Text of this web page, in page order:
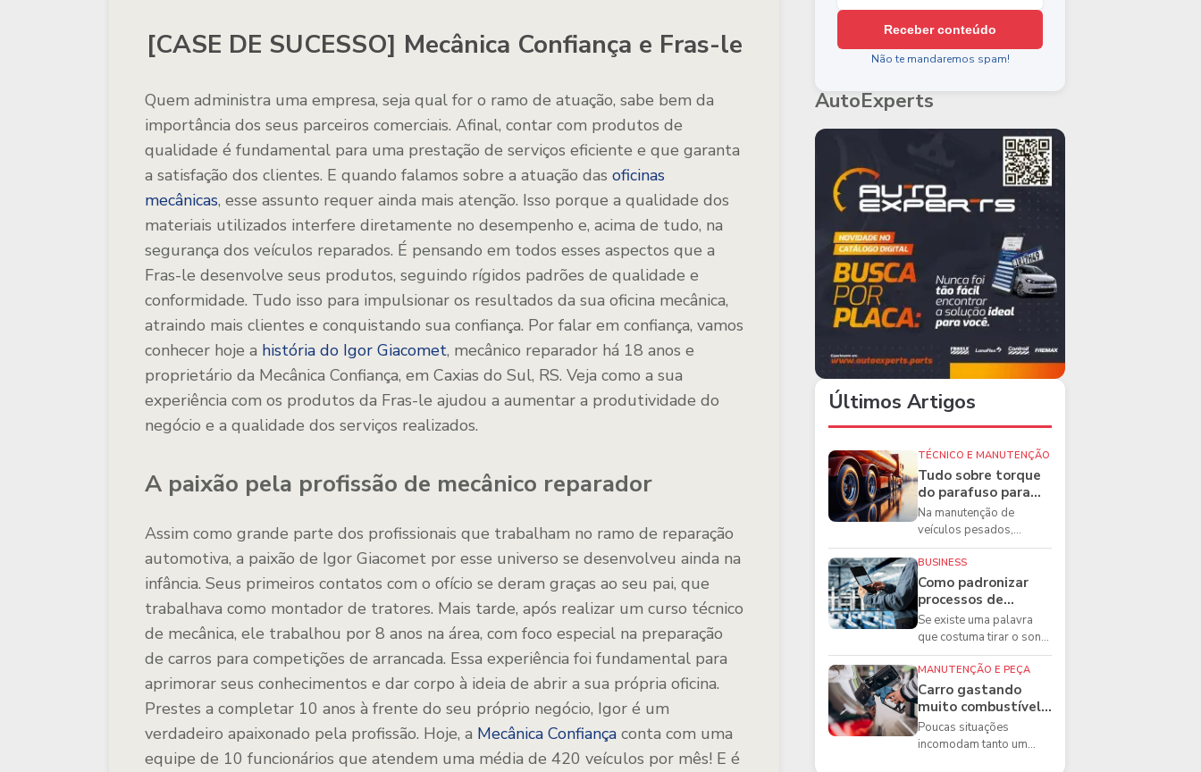
[CASE DE SUCESSO] Mecânica Confiança e Fras-le
Quem administra uma empresa, seja qual for o ramo de atuação, sabe bem da
importância dos seus parceiros comerciais. Afinal, contar com produtos de
qualidade é fundamental para uma prestação de serviços eficiente e que garanta
a satisfação dos clientes. E quando falamos sobre a atuação das oficinas
mecânicas, esse assunto requer ainda mais atenção. Isso porque a qualidade dos
materiais utilizados interfere diretamente no desempenho e, acima de tudo, na
segurança dos veículos reparados. É pensando em todos esses aspectos que a
Fras-le desenvolve seus produtos, seguindo rígidos padrões de qualidade e
conformidade. Tudo isso para impulsionar os resultados da sua oficina mecânica,
atraindo mais clientes e conquistando sua confiança. Por falar em confiança, vamos
conhecer hoje a história do Igor Giacomet, mecânico reparador há 18 anos e
proprietário da Mecânica Confiança, em Caxias do Sul, RS. Veja como a sua
experiência com os produtos da Fras-le ajudou a aumentar a produtividade do
negócio e a qualidade dos serviços realizados.
A paixão pela profissão de mecânico reparador
Assim como grande parte dos profissionais que trabalham no ramo de reparação
automotiva, a paixão de Igor Giacomet por esse universo se desenvolveu ainda na
infância. Seus primeiros contatos com o ofício se deram graças ao seu pai, que
trabalhava como montador de tratores. Mais tarde, após realizar um curso técnico
de mecânica, ele trabalhou por 8 anos na área, com foco especial na preparação
de carros para competições de arrancada. Essa experiência foi fundamental para
aprimorar seus conhecimentos e dar corpo à ideia de abrir a sua própria oficina.
Prestes a completar 10 anos à frente do seu próprio negócio, Igor é um
verdadeiro apaixonado pela profissão. Hoje, a Mecânica Confiança conta com uma
equipe de 10 funcionários que atendem uma média de 420 veículos por mês! E é
Receber conteúdo
Não te mandaremos spam!
AutoExperts
Últimos Artigos
TÉCNICO E MANUTENÇÃO
Tudo sobre torque
do parafuso para
caminhões e as
boas práticas que
todo mecânico
precisa conhecer
Na manutenção de
veículos pesados,
existem ferramentas que
fazem diferença direta na
segurança e na ...
BUSINESS
Como padronizar
processos de
manutenção de
frota na oficina
Se existe uma palavra
que costuma tirar o sono
dos gestores de
manutenção, ela é a
imprevisibilidade...
MANUTENÇÃO E PEÇA
Carro gastando
muito combustível:
5 motivos que
podem aumentar o
Poucas situações
incomodam tanto um